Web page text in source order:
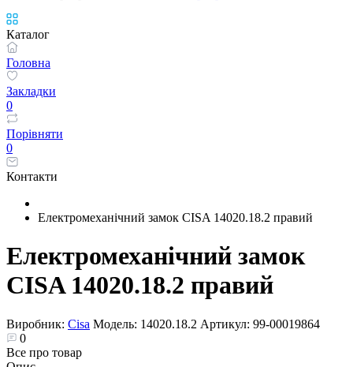
Каталог
Головна
Закладки
0
Порівняти
0
Контакти
Електромеханічний замок CISA 14020.18.2 правий
Електромеханічний замок
CISA 14020.18.2 правий
Виробник: Cisa Модель: 14020.18.2 Артикул: 99-00019864
0
Все про товар